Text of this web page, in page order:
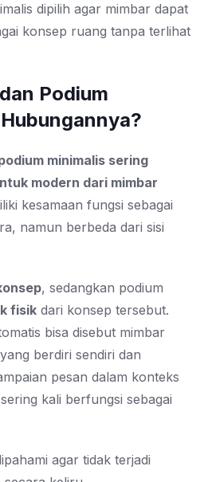
dipilih agar mimbar dapat
konsep ruang tanpa terlihat
Podium
minimalis sering
modern dari mimbar
kesamaan fungsi sebagai
namun berbeda dari sisi
, sedangkan podium
fisik dari konsep tersebut.
bisa disebut mimbar
berdiri sendiri dan
pesan dalam konteks
kali berfungsi sebagai
agar tidak terjadi